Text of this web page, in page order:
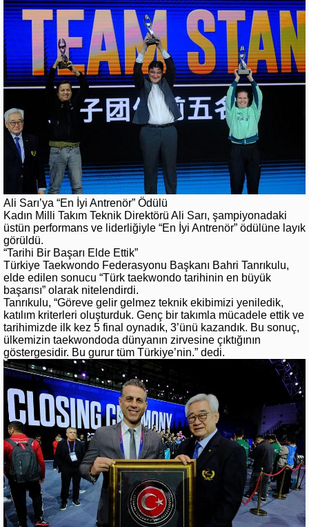
Ali Sarı’ya “En İyi Antrenör” Ödülü
Kadın Milli Takım Teknik Direktörü Ali Sarı, şampiyonadaki
üstün performans ve liderliğiyle “En İyi Antrenör” ödülüne layık
görüldü.
“Tarihi Bir Başarı Elde Ettik”
Türkiye Taekwondo Federasyonu Başkanı Bahri Tanrıkulu,
elde edilen sonucu “Türk taekwondo tarihinin en büyük
başarısı” olarak nitelendirdi.
Tanrıkulu, “Göreve gelir gelmez teknik ekibimizi yeniledik,
katılım kriterleri oluşturduk. Genç bir takımla mücadele ettik ve
tarihimizde ilk kez 5 final oynadık, 3’ünü kazandık. Bu sonuç,
ülkemizin taekwondoda dünyanın zirvesine çıktığının
göstergesidir. Bu gurur tüm Türkiye’nin.” dedi.